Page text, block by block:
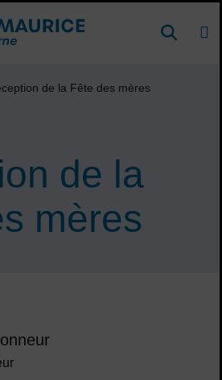
DE
de la
mères
de la Fête des mères